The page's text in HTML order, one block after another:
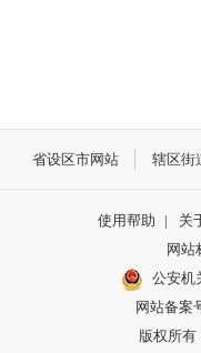
省设区市网站 辖区街
使用帮助 | 关
网站
公安机
网站备案
版权所